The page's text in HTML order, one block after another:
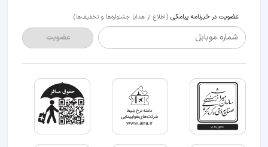
عضویت در خبرنامه پیامکی (اطلاع از هدایا جشنواره‌ها و تخفیف‌ها)
شماره موبایل عضویت